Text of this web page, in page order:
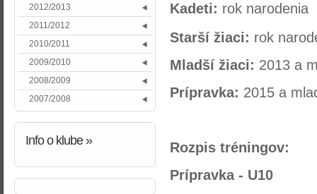
2012/2013
2011/2012
2010/2011
2009/2010
2008/2009
2007/2008
Infoo klube »
Kadeti: rok narodenia
Starší žiaci: rok
Mladší žiaci: 2013 a
Prípravka: 2015 a
Rozpis tréningov:
Prípravka - U10